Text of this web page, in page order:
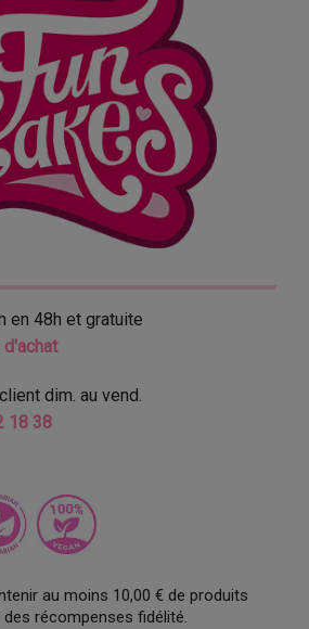
en 48h et gratuite
d'achat
dim. au vend.
18 38
au moins 10,00 € de produits
récompenses fidélité.